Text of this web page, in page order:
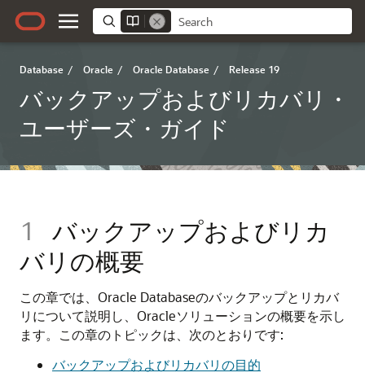
Database / Oracle / Oracle Database / Release 19
バックアップおよびリカバリ・
ユーザーズ・ガイド
1
バックアップおよびリカ
バリの概要
この章では、Oracle Databaseのバックアップとリカバ
リについて説明し、Oracleソリューションの概要を示し
ます。この章のトピックは、次のとおりです:
バックアップおよびリカバリの目的